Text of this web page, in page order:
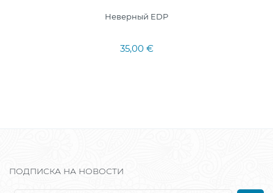
Неверный EDP
35,00 €
ПОДПИСКА НА НОВОСТИ